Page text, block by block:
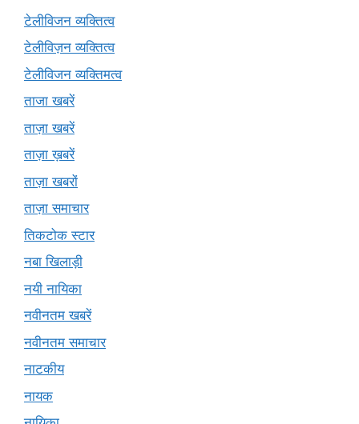
टेलीविजन व्यक्तित्व
टेलीविज़न व्यक्तित्व
टेलीविजन व्यक्तिमत्व
ताजा खबरें
ताज़ा खबरें
ताज़ा ख़बरें
ताज़ा खबरों
ताज़ा समाचार
तिकटोक स्टार
नबा खिलाड़ी
नयी नायिका
नवीनतम खबरें
नवीनतम समाचार
नाटकीय
नायक